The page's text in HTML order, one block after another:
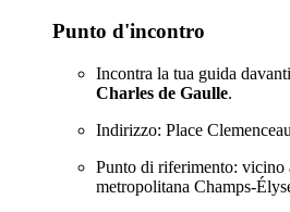
Punto d'incontro
Incontra la tua guida
Charles de Gaulle.
Indirizzo: Place
Punto di riferimento: vicino
metropolitana Champs-